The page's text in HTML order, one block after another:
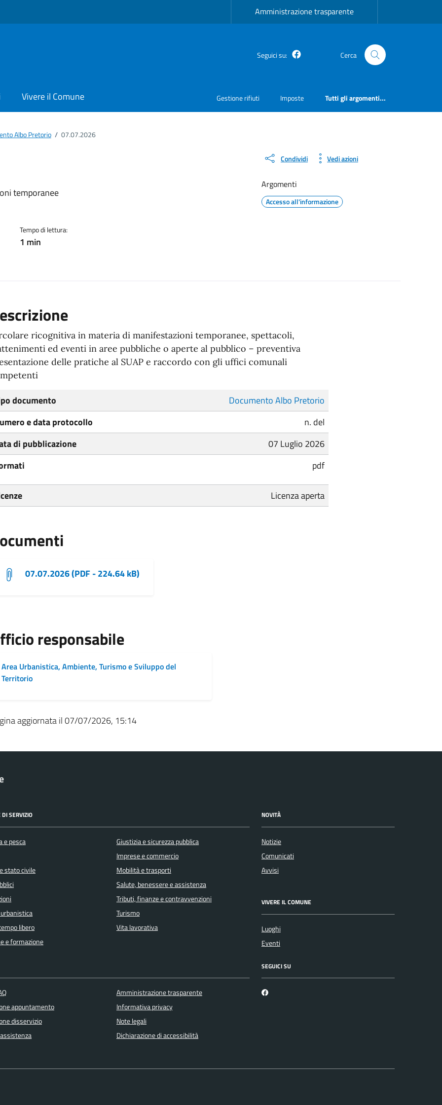
Amministrazione trasparente
Seguici su: Facebook Cerca
Vivere il Comune Gestione rifiuti Imposte Tutti gli argomenti...
Albo Pretorio / 07.07.2026
temporanee
Tempo di lettura:
1 min
Condividi Vedi azioni
Argomenti
Accesso all'informazione
ricognitiva in materia di manifestazioni temporanee, spettacoli,
ed eventi in aree pubbliche o aperte al pubblico – preventiva
delle pratiche al SUAP e raccordo con gli uffici comunali
documento
Documento Albo Pretorio
e data protocollo
n. del
di pubblicazione
07 Luglio 2026
pdf
Licenza aperta
07.07.2026 (PDF - 224.64 kB)
responsabile
Area Urbanistica, Ambiente, Turismo e Sviluppo del
Territorio
aggiornata il 07/07/2026, 15:14
DI SERVIZIO
e pesca
stato civile
libero
e formazione
Giustizia e sicurezza pubblica
Imprese e commercio
Mobilità e trasporti
Salute, benessere e assistenza
Tributi, finanze e contravvenzioni
Turismo
Vita lavorativa
NOVITÀ
Notizie
Comunicati
Avvisi
VIVERE IL COMUNE
Luoghi
Eventi
appuntamento
disservizio
Amministrazione trasparente
Informativa privacy
Note legali
Dichiarazione di accessibilità
SEGUICI SU
Facebook